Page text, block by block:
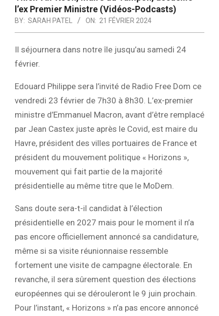
l’ex Premier Ministre (Vidéos-Podcasts)
BY: SARAH PATEL ON: 21 FÉVRIER 2024
Il séjournera dans notre île jusqu’au samedi 24
février.
Edouard Philippe sera l’invité de Radio Free Dom ce
vendredi 23 février de 7h30 à 8h30. L’ex-premier
ministre d’Emmanuel Macron, avant d’être remplacé
par Jean Castex juste après le Covid, est maire du
Havre, président des villes portuaires de France et
président du mouvement politique « Horizons »,
mouvement qui fait partie de la majorité
présidentielle au même titre que le MoDem.
Sans doute sera-t-il candidat à l’élection
présidentielle en 2027 mais pour le moment il n’a
pas encore officiellement annoncé sa candidature,
même si sa visite réunionnaise ressemble
fortement une visite de campagne électorale. En
revanche, il sera sûrement question des élections
européennes qui se dérouleront le 9 juin prochain.
Pour l’instant, « Horizons » n’a pas encore annoncé